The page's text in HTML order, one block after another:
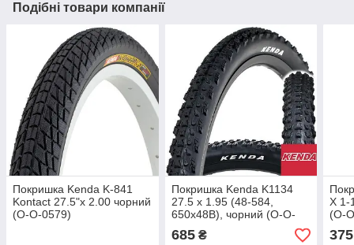
Подібні товари компанії
Покришка Kenda K-841
Kontact 27.5"х 2.00 чорний
(O-O-0579)
Покришка Kenda K1134
27.5 x 1.95 (48-584,
650x48B), чорний (O-O-
0572)
685₴
X 1-
(O-
375